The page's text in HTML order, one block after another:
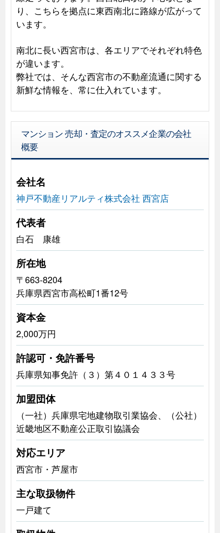
り、こちらを拠点に東西南北に路線が広がって
います。
南北に長い西宮市は、各エリアでそれぞれ特色
が違います。
弊社では、そんな西宮市の不動産流通に関する
新鮮な情報を、常に仕入れています。
マンション 売却・査定のオススメ企業の会社
概要
会社名
神戸不動産リアルティ株式会社 西宮店
代表者
白石 康雄
所在地
〒663-8204
兵庫県西宮市高松町1番12号
資本金
2,000万円
許認可・免許番号
兵庫県知事免許（３）第４０１４３３号
加盟団体
（一社）兵庫県宅地建物取引業協会、（公社）
近畿地区不動産公正取引協議会
対応エリア
西宮市・芦屋市
主な取扱物件
一戸建て